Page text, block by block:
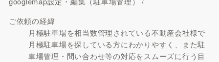
ご依頼の経緯
月極駐車場を相当数管理されている不動産会社様で
月極駐車場を探している方にわかりやすく、また駐
車場管理・問い合わせ等の対応をスムーズに行う目